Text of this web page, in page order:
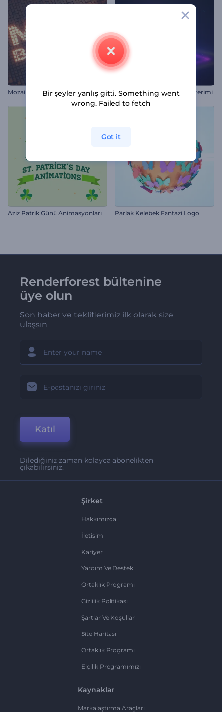
Mozaik Bloklar İntro Renkli Hologram Logo Gösterimi
Aziz Patrik Günü Animasyonları Parlak Kelebek Fantazi Logo
Renderforest bültenine
üye olun
Son haber ve tekliflerimiz ilk olarak size
ulaşsın
Katıl
Dilediğiniz zaman kolayca abonelikten
çıkabilirsiniz.
Şirket
Hakkımızda
İletişim
Kariyer
Yardım Ve Destek
Ortaklık Programı
Gizlilik Politikası
Şartlar Ve Koşullar
Site Haritası
Ortaklık Programı
Elçilik Programımızı
Kaynaklar
Markalaştırma Araçları
Bir şeyler yanlış gitti. Something went
wrong. Failed to fetch
Got it